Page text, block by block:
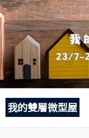
我的雙層微型屋